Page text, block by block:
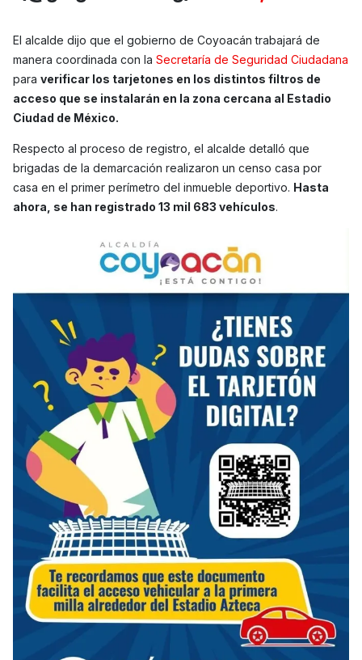
El alcalde dijo que el gobierno de Coyoacán trabajará de
manera coordinada con la Secretaría de Seguridad Ciudadana
para verificar los tarjetones en los distintos filtros de
acceso que se instalarán en la zona cercana al Estadio
Ciudad de México.
Respecto al proceso de registro, el alcalde detalló que
brigadas de la demarcación realizaron un censo casa por
casa en el primer perímetro del inmueble deportivo. Hasta
ahora, se han registrado 13 mil 683 vehículos.